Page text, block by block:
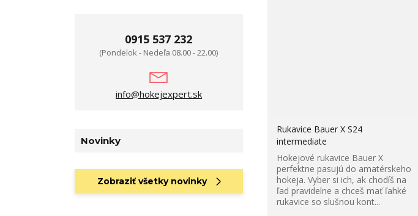
Rukavice Bauer X S24
intermediate
Hokejové rukavice Bauer X
perfektne pasujú do amatérskeho
hokeja. Vyber si ich, ak chodíš na
ľad pravidelne a chceš mať ľahké
rukavice so slušnou kont...
0915 537 232
(Pondelok - Nedeľa 08.00 - 22.00)
info@hokejexpert.sk
Novinky
Zobraziť všetky novinky